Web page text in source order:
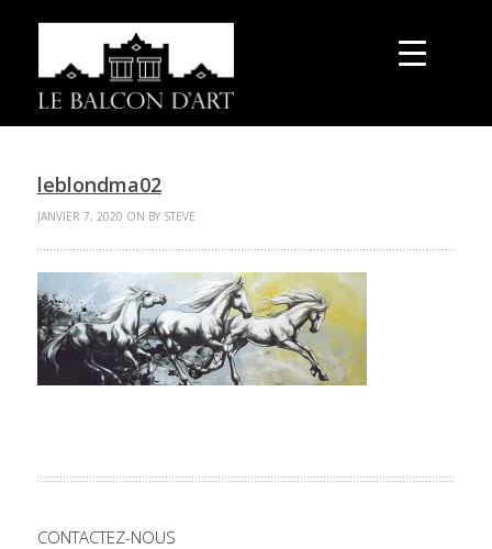
leblondma02
JANVIER 7, 2020 ON BY STEVE
CONTACTEZ-NOUS